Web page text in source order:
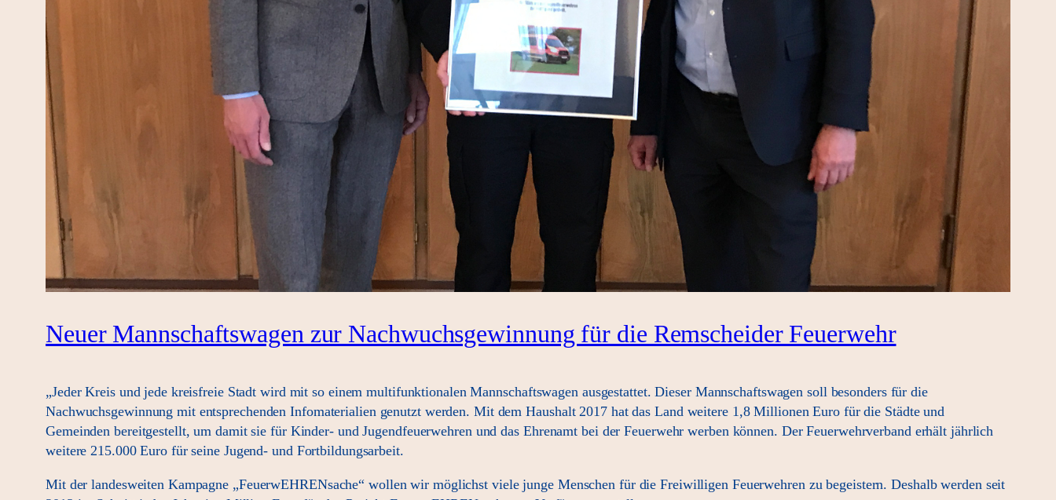
Neuer Mannschaftswagen zur Nachwuchsgewinnung für die Remscheider Feuerwehr
„Jeder Kreis und jede kreisfreie Stadt wird mit so einem multifunktionalen Mannschaftswagen ausgestattet. Dieser Mannschaftswagen soll besonders für die
Nachwuchsgewinnung mit entsprechenden Infomaterialien genutzt werden. Mit dem Haushalt 2017 hat das Land weitere 1,8 Millionen Euro für die Städte und
Gemeinden bereitgestellt, um damit sie für Kinder- und Jugendfeuerwehren und das Ehrenamt bei der Feuerwehr werben können. Der Feuerwehrverband erhält jährlich
weitere 215.000 Euro für seine Jugend- und Fortbildungsarbeit.
Mit der landesweiten Kampagne „FeuerwEHRENsache“ wollen wir möglichst viele junge Menschen für die Freiwilligen Feuerwehren zu begeistern. Deshalb werden seit